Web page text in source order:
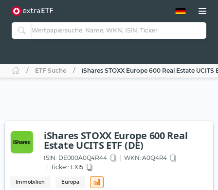
ETF-Guide 2.0
Guide Aktive ETFs
ETF-Sparpläne
ETF Suche iShares STOXX Europe 600 Real Estate UCITS
iShares STOXX Europe 600 Real
Estate UCITS ETF (DE)
ISIN: DE000A0Q4R44 WKN: A0Q4R4
Ticker: EXI5
Immobilien Europa